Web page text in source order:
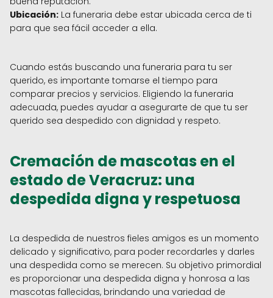
Ubicación: La funeraria debe estar ubicada cerca de ti
para que sea fácil acceder a ella.
Cuando estás buscando una funeraria para tu ser
querido, es importante tomarse el tiempo para
comparar precios y servicios. Eligiendo la funeraria
adecuada, puedes ayudar a asegurarte de que tu ser
querido sea despedido con dignidad y respeto.
Cremación de mascotas en el
estado de Veracruz: una
despedida digna y respetuosa
La despedida de nuestros fieles amigos es un momento
delicado y significativo, para poder recordarles y darles
una despedida como se merecen. Su objetivo primordial
es proporcionar una despedida digna y honrosa a las
mascotas fallecidas, brindando una variedad de